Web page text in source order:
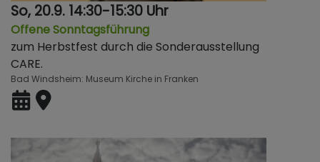
So, 20.9. 14:30-15:30 Uhr
Offene Sonntagsführung
zum Herbstfest durch die Sonderausstellung
CARE.
Bad Windsheim Museum Kirche in Franken